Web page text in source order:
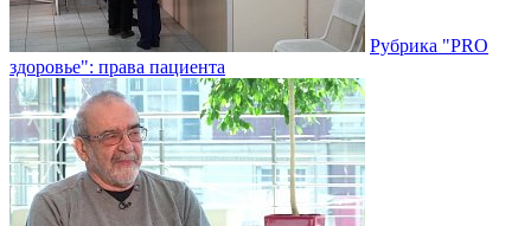
Рубрика "PRO
здоровье": права пациента